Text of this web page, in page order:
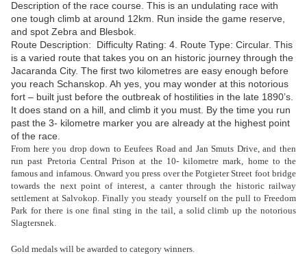
Description of the race course. This is an undulating race with
one tough climb at around 12km. Run inside the game reserve,
and spot Zebra and Blesbok.
Route Description: Difficulty Rating: 4. Route Type: Circular. This
is a varied route that takes you on an historic journey through the
Jacaranda City. The first two kilometres are easy enough before
you reach Schanskop. Ah yes, you may wonder at this notorious
fort – built just before the outbreak of hostilities in the late 1890’s.
It does stand on a hill, and climb it you must. By the time you run
past the 3- kilometre marker you are already at the highest point
of the race.
From here you drop down to Eeufees Road and Jan Smuts Drive, and then
run past Pretoria Central Prison at the 10- kilometre mark, home to the
famous and infamous. Onward you press over the Potgieter Street foot bridge
towards the next point of interest, a canter through the historic railway
settlement at Salvokop. Finally you steady yourself on the pull to Freedom
Park for there is one final sting in the tail, a solid climb up the notorious
Slagtersnek.
Gold medals will be awarded to category winners.